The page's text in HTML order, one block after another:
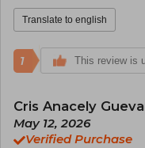
Translate to english
1 This review is
Cris Anacely
May 12, 2026
Verified Purchase